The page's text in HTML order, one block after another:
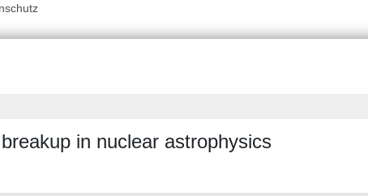
in nuclear astrophysics